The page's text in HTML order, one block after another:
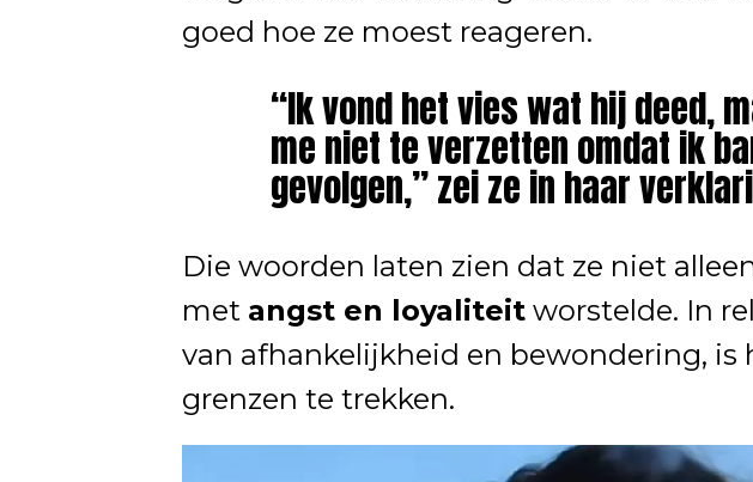
goed hoe ze moest reageren.
“Ik vond het vies wat hij deed,
me niet te verzetten omdat ik
gevolgen,” zei ze in haar
Die woorden laten zien dat ze niet
met angst en loyaliteit worstelde. In
van afhankelijkheid en bewondering, is
grenzen te trekken.